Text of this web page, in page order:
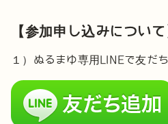
【参加申し込みについて
１）ぬるまゆ専用LINEで友だ